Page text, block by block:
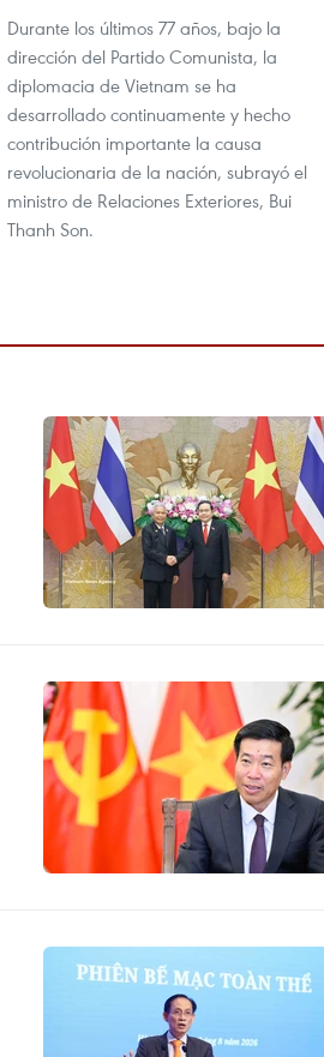
Durante los últimos 77 años, bajo la
dirección del Partido Comunista, la
diplomacia de Vietnam se ha
desarrollado continuamente y hecho
contribución importante la causa
revolucionaria de la nación, subrayó el
ministro de Relaciones Exteriores, Bui
Thanh Son.